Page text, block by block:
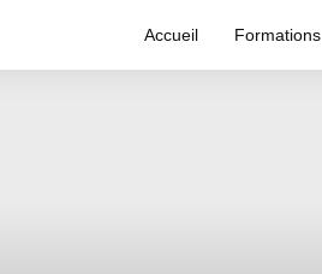
Accueil Formations